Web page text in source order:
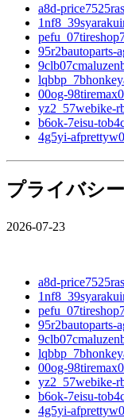
a8d-
95r2bautoparts-
00og-
yz2_57webike-
b6ok-7eisu-
4g5yi-
プライバシ
2026-07-23
a8d-
95r2bautoparts-
00og-
yz2_57webike-
b6ok-7eisu-
4g5yi-